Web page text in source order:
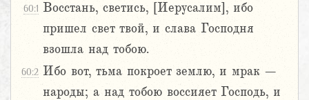
60:1 Восстань, светись, [Иерусалим], ибо
пришел свет твой, и слава Господня
взошла над тобою.
60:2 Ибо вот, тьма покроет землю, и мрак –
народы; а над тобою воссияет Господь, и